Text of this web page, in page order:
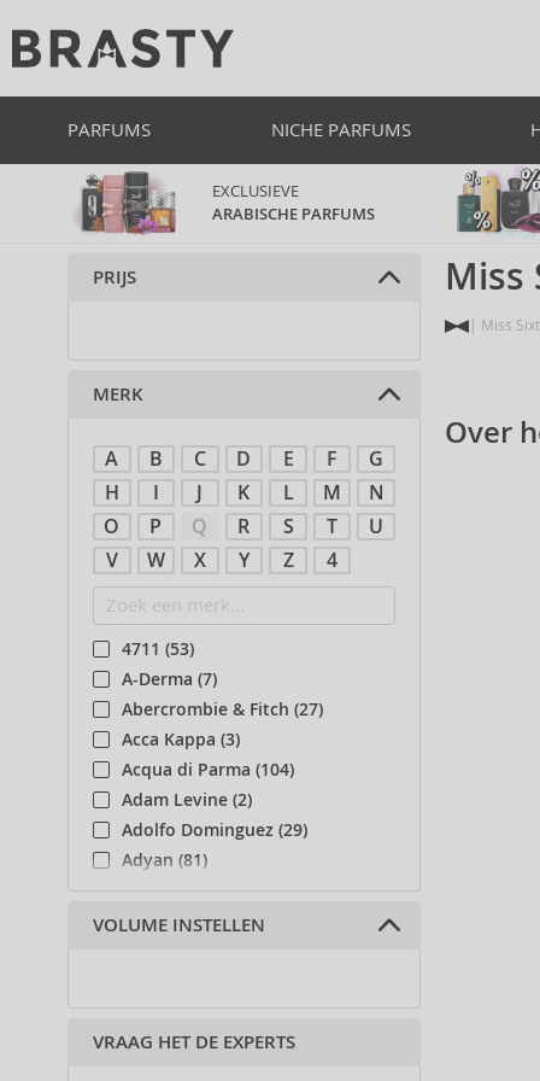
PARFUMS NICHE PARFUMS
EXCLUSIEVE
ARABISCHE PARFUMS
Miss
Miss
Over
PRIJS
MERK
A B C D E F
G
H
I J K L M
N
O
P Q R S T
U
V
W X Y Z 4
4711 (53)
A-Derma (7)
Abercrombie & Fitch (27)
Acca Kappa (3)
Acqua di Parma (104)
Adam Levine (2)
Adolfo Dominguez (29)
Adyan (81)
Affinage (1)
Afnan (91)
Aigner (41)
Ajmal (86)
VOLUME INSTELLEN
VRAAG HET DE EXPERTS